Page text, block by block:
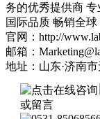
务的优秀提供商 专
国际品质 畅销全球
官网：http://
邮箱：
地址：山东·济南